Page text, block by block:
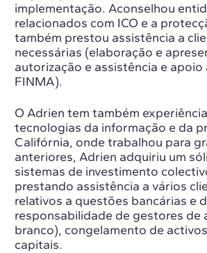
implementação. Aconselhou
relacionados com ICO e a
também prestou assistência a
necessárias (elaboração e
autorização e assistência e
FINMA).
O Adrien tem também
tecnologias da informação e da
Califórnia, onde trabalhou para
anteriores, Adrien adquiriu um
sistemas de investimento
prestando assistência a vários
relativos a questões bancárias e
responsabilidade de gestores de
branco), congelamento de
capitais.